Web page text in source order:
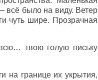
всё было на виду. Ветер
чуть шире. Прозрачная
твою голую письку
на границе их укрытия,